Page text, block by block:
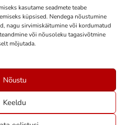
kasutame seadmete teabe
küpsised. Nendega nõustumine
nagu sirvimiskäitumine või kordumatud
või nõusoleku tagasivõtmine
mõjutada.
Nõustu
Keeldu